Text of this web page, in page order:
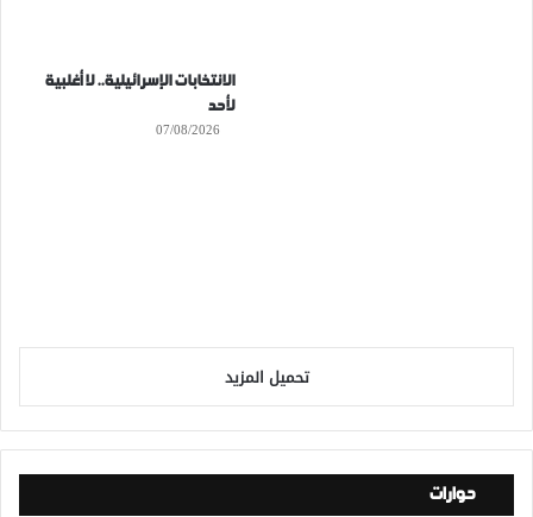
الانتخابات الإسرائيلية.. لا أغلبية
لأحد
07/08/2026
تحميل المزيد
حوارات